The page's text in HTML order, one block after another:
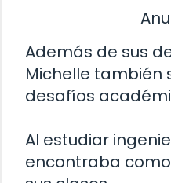
Además de sus
Michelle también
desafíos
Al estudiar
encontraba